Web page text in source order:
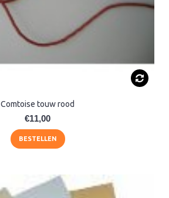
Comtoise touw rood
€11,00
BESTELLEN